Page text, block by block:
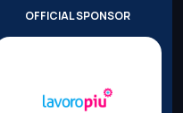
OFFICIAL SPONSOR